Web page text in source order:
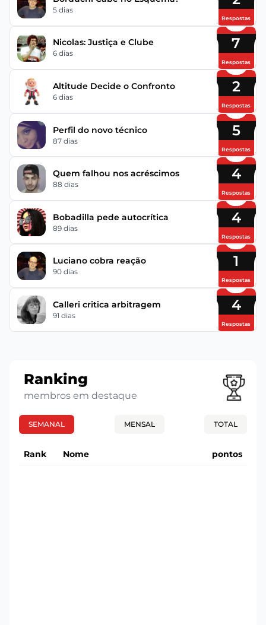
5 dias
Respostas
Nicolas: Justiça e Clube
6 dias
7
Respostas
Altitude Decide o Confronto
6 dias
2
Respostas
Perfil do novo técnico
87 dias
5
Respostas
Quem falhou nos acréscimos
88 dias
4
Respostas
Bobadilla pede autocrítica
89 dias
4
Respostas
Luciano cobra reação
90 dias
1
Respostas
Calleri critica arbitragem
91 dias
4
Respostas
Ranking
membros em destaque
SEMANAL MENSAL TOTAL
Rank Nome pontos